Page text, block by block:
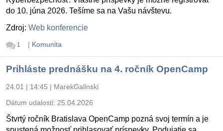
do 10. júna 2026. Tešíme sa na Vašu návštevu.
Zdroj: Web konferencie
1 | Komunita
Prihláste prednášku na 4. ročník OpenCamp
24.01 | 14:45 | MarekGalinski
Dátum udalosti: 25.04.2026
Štvrtý ročník Bratislava OpenCamp pozná svoj termín a je